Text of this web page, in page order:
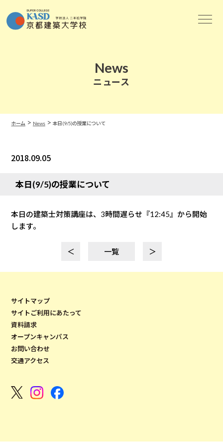
News
ニュース
ホーム > News> 本日(9/5)の授業について
2018.09.05
本日(9/5)の授業について
本日の建築士対策講座は、3時間遅らせ『12:45』から開始
します。
＜ 一覧 ＞
サイトマップ
サイトご利用にあたって
資料請求
オープンキャンパス
お問い合わせ
交通アクセス